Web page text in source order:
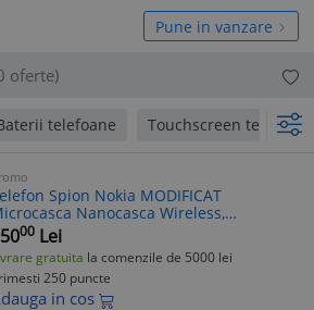
Pune in vanzare
oferte)
telefoane Touchscreen telefoane
Spion Nokia MODIFICAT
Nanocasca Wireless,
Discreta, Baterie 7h, Standby
00 Lei
gratuita la comenzile de 5000 lei
250 puncte
in cos